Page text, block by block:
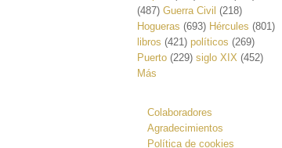
(487) Guerra Civil (218)
Hogueras (693) Hércules (801)
libros (421) políticos (269)
Puerto (229) siglo XIX (452)
Más
Colaboradores
Agradecimientos
Política de cookies